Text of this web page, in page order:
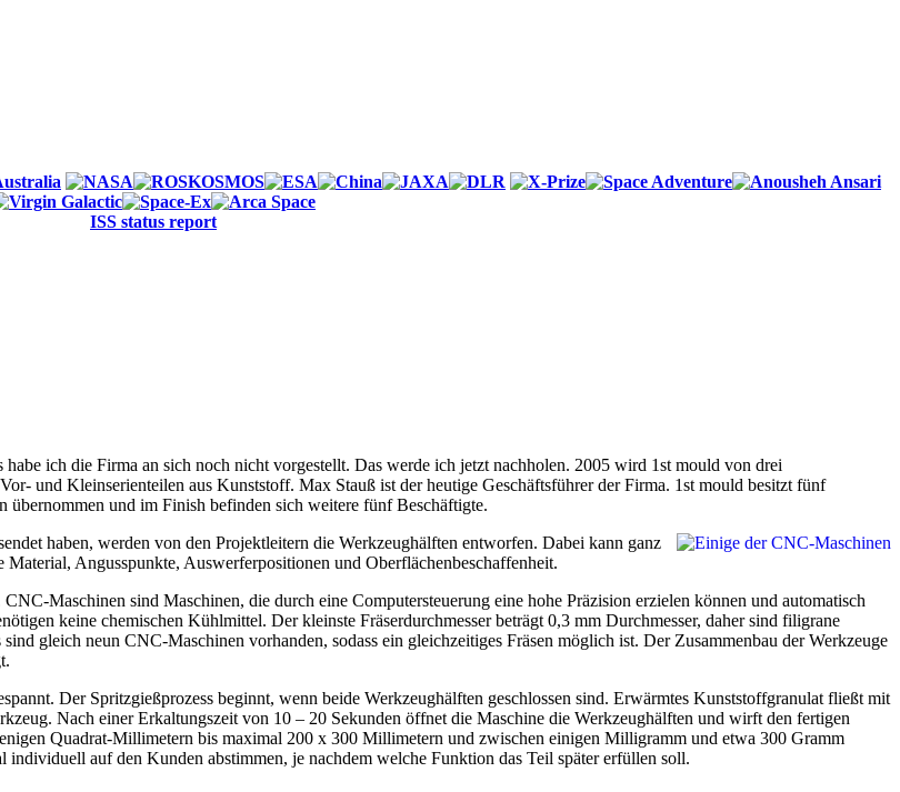
ISS status report
ich die Firma an sich noch nicht vorgestellt. Das werde ich jetzt nachholen. 2005 wird 1st mould von drei
und Kleinserienteilen aus Kunststoff. Max Stauß ist der heutige Geschäftsführer der Firma. 1st mould besitzt fünf
und im Finish befinden sich weitere fünf Beschäftigte.
haben, werden von den Projektleitern die Werkzeughälften entworfen. Dabei kann ganz
Angusspunkte, Auswerferpositionen und Oberflächenbeschaffenheit.
Maschinen sind Maschinen, die durch eine Computersteuerung eine hohe Präzision erzielen können und automatisch
keine chemischen Kühlmittel. Der kleinste Fräserdurchmesser beträgt 0,3 mm Durchmesser, daher sind filigrane
gleich neun CNC-Maschinen vorhanden, sodass ein gleichzeitiges Fräsen möglich ist. Der Zusammenbau der Werkzeuge
Der Spritzgießprozess beginnt, wenn beide Werkzeughälften geschlossen sind. Erwärmtes Kunststoffgranulat fließt mit
Nach einer Erkaltungszeit von 10 – 20 Sekunden öffnet die Maschine die Werkzeughälften und wirft den fertigen
Quadrat-Millimetern bis maximal 200 x 300 Millimetern und zwischen einigen Milligramm und etwa 300 Gramm
auf den Kunden abstimmen, je nachdem welche Funktion das Teil später erfüllen soll.